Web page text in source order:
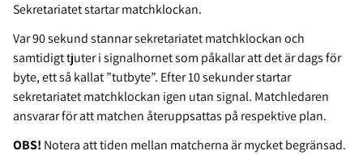
Sekretariatet startar matchklockan.
Var 90 sekund stannar sekretariatet matchklockan och
samtidigt tjuter i signalhornet som påkallar att det är dags för
byte, ett så kallat ”tutbyte”. Efter 10 sekunder startar
sekretariatet matchklockan igen utan signal. Matchledaren
ansvarar för att matchen återuppsattas på respektive plan.
OBS! Notera att tiden mellan matcherna är mycket begränsad.